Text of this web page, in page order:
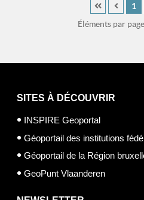
Éléments par
1
SITES À DÉCOUVRIR
INSPIRE Geoportal
Géoportail des institutions
Géoportail de la Région
GeoPunt Vlaanderen